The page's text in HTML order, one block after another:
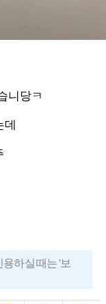
니당ㅋ
데
하실 때는 '보